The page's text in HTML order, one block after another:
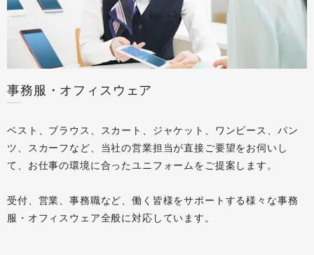
事務服・オフィスウェア
ベスト、ブラウス、スカート、ジャケット、ワンピース、パン
ツ、スカーフなど、当社の営業担当が直接ご要望をお伺いし
て、お仕事の環境に合ったユニフォームをご提案します。
受付、営業、事務職など、働く皆様をサポートする様々な事務
服・オフィスウェア全般に対応しています。